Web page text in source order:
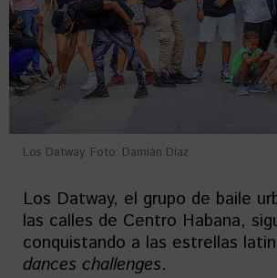
Los Datway. Foto: Damián Díaz
Los Datway, el grupo de baile
las calles de Centro Habana,
conquistando a las estrellas
dances challenges.